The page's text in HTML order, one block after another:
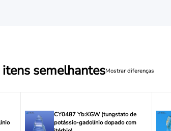
semelhantesMostrar diferenças
CY0487 Yb:KGW (tungstato de
potássio-gadolínio dopado com